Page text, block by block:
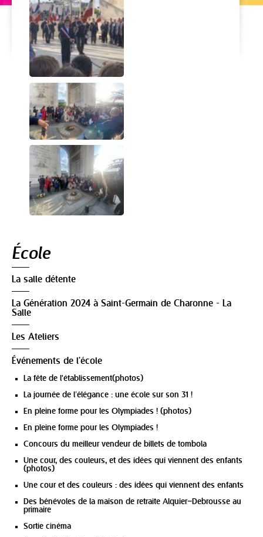
Navigation
École
La salle détente
La Génération 2024 à Saint-Germain de Charonne - La
Salle
Les Ateliers
Événements de l'école
La fête de l'établissement(photos)
La journée de l’élégance : une école sur son 31 !
En pleine forme pour les Olympiades ! (photos)
En pleine forme pour les Olympiades !
Concours du meilleur vendeur de billets de tombola
Une cour, des couleurs, et des idées qui viennent des enfants
(photos)
Une cour et des couleurs : des idées qui viennent des enfants
Des bénévoles de la maison de retraite Alquier–Debrousse au
primaire
Sortie cinéma